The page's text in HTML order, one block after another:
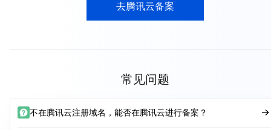
去腾讯云备案
常见问题
不在腾讯云注册域名，能否在腾讯云进行备案？